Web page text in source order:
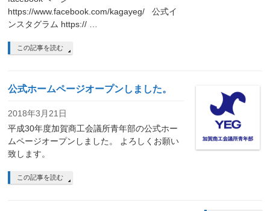
https://www.facebook.com/kagayeg/ 公式イ
ンスタグラム https:// …
この記事を読む
公式ホームページオープンしました。
2018年3月21日
平成30年度加賀商工会議所青年部の公式ホー
ムページオープンしました。 よろしくお願い
致します。
この記事を読む